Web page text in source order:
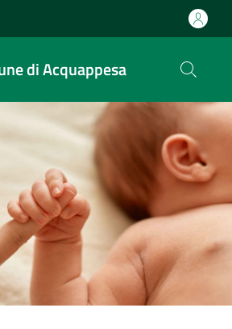
di Acquappesa